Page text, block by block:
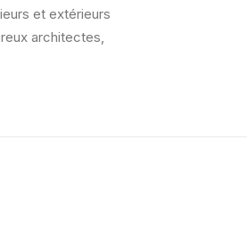
et extérieurs
architectes,